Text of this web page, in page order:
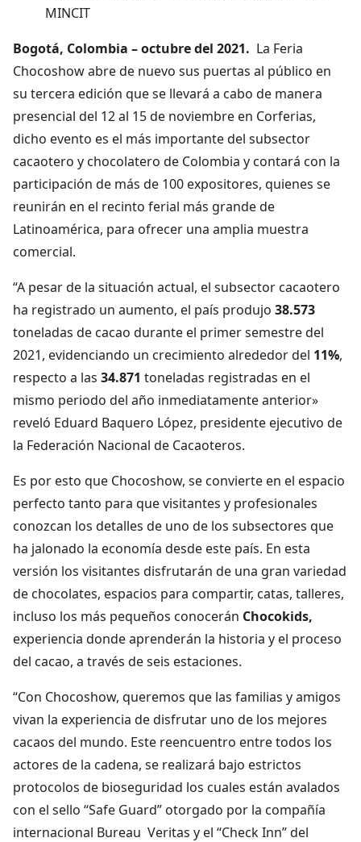
MINCIT
Bogotá, Colombia – octubre del 2021. La Feria
Chocoshow abre de nuevo sus puertas al público en
su tercera edición que se llevará a cabo de manera
presencial del 12 al 15 de noviembre en Corferias,
dicho evento es el más importante del subsector
cacaotero y chocolatero de Colombia y contará con la
participación de más de 100 expositores, quienes se
reunirán en el recinto ferial más grande de
Latinoamérica, para ofrecer una amplia muestra
comercial.
“A pesar de la situación actual, el subsector cacaotero
ha registrado un aumento, el país produjo 38.573
toneladas de cacao durante el primer semestre del
2021, evidenciando un crecimiento alrededor del 11%,
respecto a las 34.871 toneladas registradas en el
mismo periodo del año inmediatamente anterior»
reveló Eduard Baquero López, presidente ejecutivo de
la Federación Nacional de Cacaoteros.
Es por esto que Chocoshow, se convierte en el espacio
perfecto tanto para que visitantes y profesionales
conozcan los detalles de uno de los subsectores que
ha jalonado la economía desde este país. En esta
versión los visitantes disfrutarán de una gran variedad
de chocolates, espacios para compartir, catas, talleres,
incluso los más pequeños conocerán Chocokids,
experiencia donde aprenderán la historia y el proceso
del cacao, a través de seis estaciones.
“Con Chocoshow, queremos que las familias y amigos
vivan la experiencia de disfrutar uno de los mejores
cacaos del mundo. Este reencuentro entre todos los
actores de la cadena, se realizará bajo estrictos
protocolos de bioseguridad los cuales están avalados
con el sello “Safe Guard” otorgado por la compañía
internacional Bureau Veritas y el “Check Inn” del